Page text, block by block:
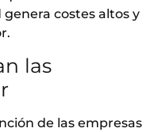
costes altos y
las
de las empresas